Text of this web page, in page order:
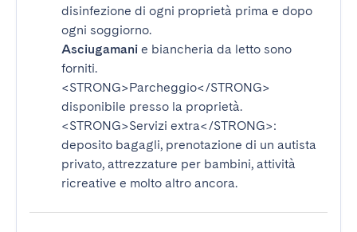
disinfezione di ogni proprietà prima e dopo
ogni soggiorno.
Asciugamani e biancheria da letto sono
forniti.
<STRONG>Parcheggio</STRONG>
disponibile presso la proprietà.
<STRONG>Servizi extra</STRONG>:
deposito bagagli, prenotazione di un autista
privato, attrezzature per bambini, attività
ricreative e molto altro ancora.